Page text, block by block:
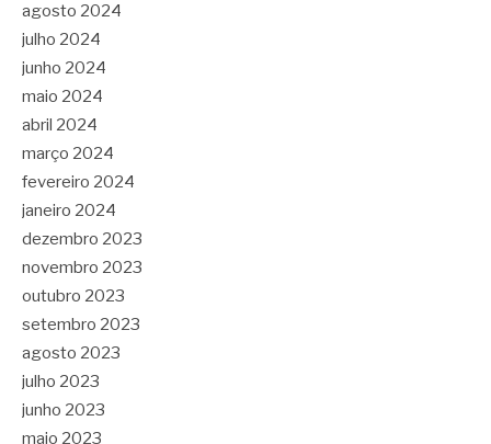
agosto 2024
julho 2024
junho 2024
maio 2024
abril 2024
março 2024
fevereiro 2024
janeiro 2024
dezembro 2023
novembro 2023
outubro 2023
setembro 2023
agosto 2023
julho 2023
junho 2023
maio 2023